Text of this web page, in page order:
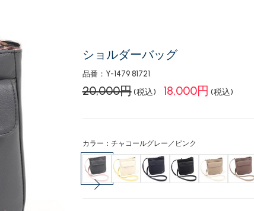
ショルダーバッグ
品番：Y-1479 81721
20,000円 (税込) 18,000円 (税込)
カラー：チャコールグレー／ピンク